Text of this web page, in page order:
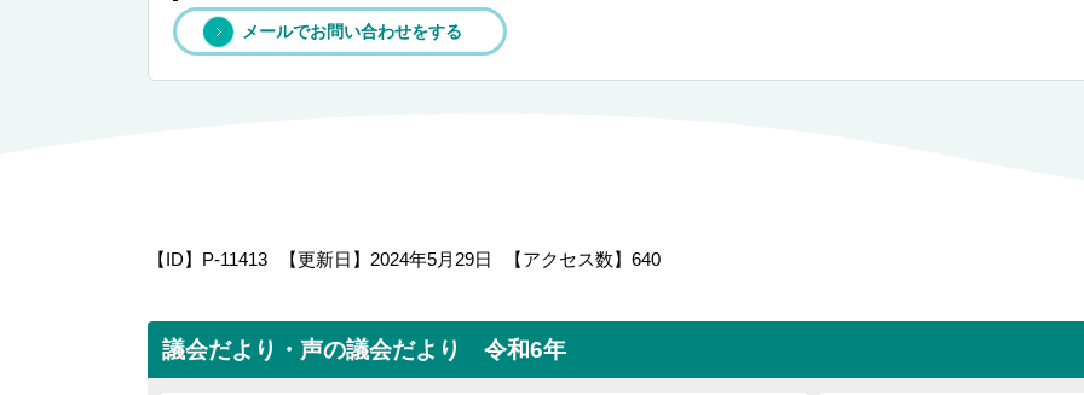
メールでお問い合わせをする
【ID】 P-11413 【更新日】 2024年5月29日 【アクセス数】 640
議会だより・声の議会だより 令和6年